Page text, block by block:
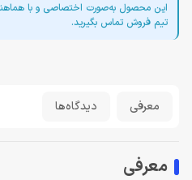
این محصول به‌صورت اختصاصی و با
تیم فروش تماس بگیرید.
معرفی دیدگاه‌ها
معرفی